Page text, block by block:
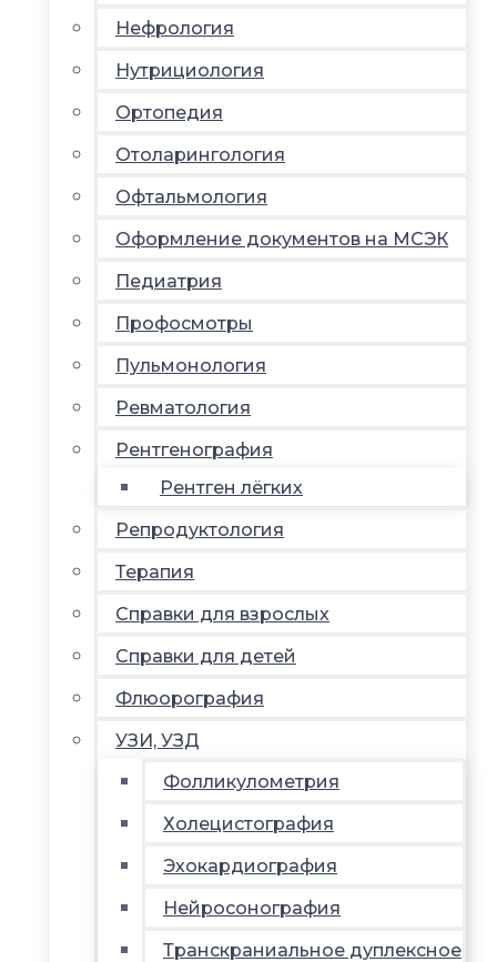
Нефрология
Нутрициология
Ортопедия
Отоларингология
Офтальмология
Оформление документов на МСЭК
Педиатрия
Профосмотры
Пульмонология
Ревматология
Рентгенография
Рентген лёгких
Репродуктология
Терапия
Справки для взрослых
Справки для детей
Флюорография
УЗИ, УЗД
Фолликулометрия
Холецистография
Эхокардиография
Нейросонография
Транскраниальное дуплексное